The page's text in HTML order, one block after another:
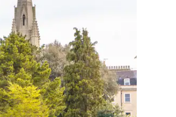
bas, ou en appuyant dessus et en les faisant glisser.